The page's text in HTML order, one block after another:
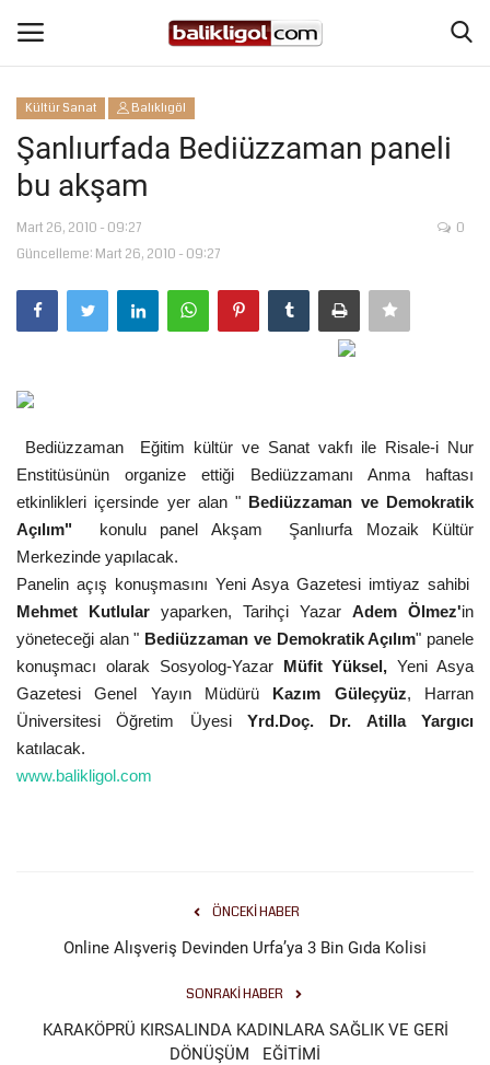
Giriş Yap
Anasayfa
Köşe Yazıları
Magazin
Spor
Gündem
Tekno Bilim
Ekonomi
Siyaset
Galeriler
Kültür Sanat
Kültür Sanat Balıklıgöl
Şanlıurfada Bediüzzaman paneli
bu akşam
Mart 26, 2010 - 09:27
Güncelleme: Mart 26, 2010 - 09:27
0
Bediüzzaman
Eğitim kültür ve Sanat vakfı ile Risale-i Nur
Enstitüsünün organize ettiği Bediüzzamanı Anma haftası
etkinlikleri içersinde yer alan " Bediüzzaman ve Demokratik
Açılım"
konulu panel Akşam
Şanlıurfa Mozaik Kültür
Merkezinde yapılacak.
Panelin açış konuşmasını Yeni Asya Gazetesi imtiyaz sahibi
Mehmet Kutlular yaparken, Tarihçi Yazar Adem Ölmez'in
yöneteceği alan " Bediüzzaman ve Demokratik Açılım" panele
konuşmacı olarak Sosyolog-YazarMüfit Yüksel, Yeni Asya
Gazetesi Genel Yayın Müdürü Kazım Güleçyüz, Harran
Üniversitesi Öğretim Üyesi Yrd.Doç. Dr. Atilla Yargıcı
katılacak.
www.balikligol.com
ÖNCEKI HABER
Online Alışveriş Devinden Urfa’ya 3 Bin Gıda Kolisi
SONRAKI HABER
KARAKÖPRÜ KIRSALINDA KADINLARA SAĞLIK VE GERİ
DÖNÜŞÜM EĞİTİMİ